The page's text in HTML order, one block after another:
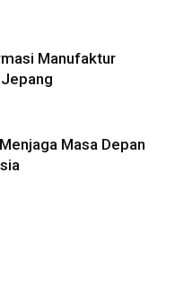
Manufaktur
Masa Depan